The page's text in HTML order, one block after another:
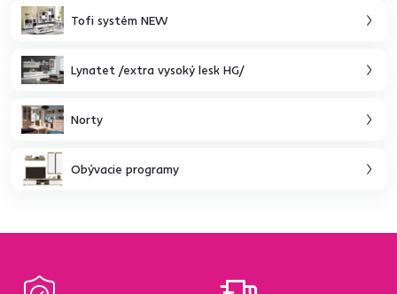
Tofi systém NEW
Lynatet /extra vysoký lesk HG/
Norty
Obývacie programy